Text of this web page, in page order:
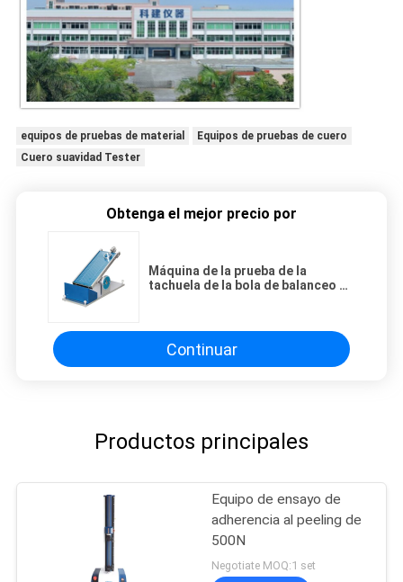
equipos de pruebas de material
Equipos de pruebas de cuero
Cuero suavidad Tester
Obtenga el mejor precio por
Máquina de la prueba de la
tachuela de la bola de balanceo de
Continuar
Productos principales
Equipo de ensayo de
adherencia al peeling de
500N
Negotiate MOQ:1 set